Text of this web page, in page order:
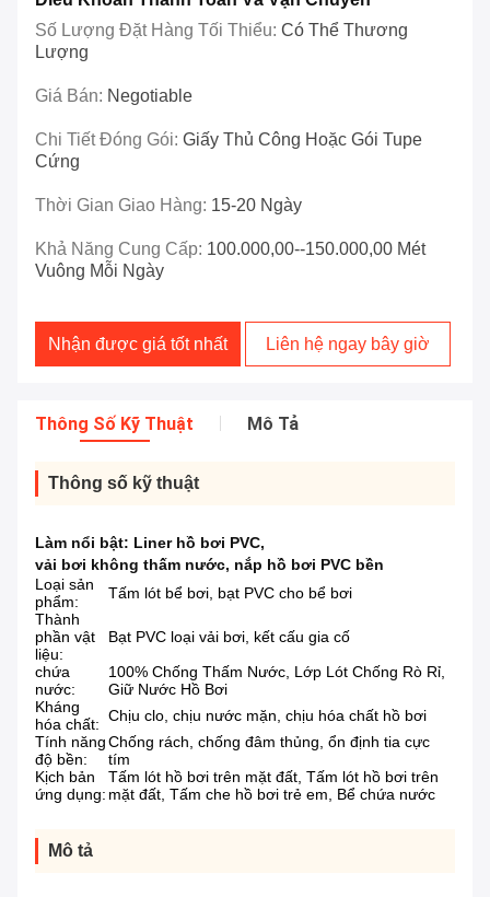
Số Lượng Đặt Hàng Tối Thiểu: Có Thể Thương
Lượng
Giá Bán: Negotiable
Chi Tiết Đóng Gói: Giấy Thủ Công Hoặc Gói Tupe
Cứng
Thời Gian Giao Hàng: 15-20 Ngày
Khả Năng Cung Cấp: 100.000,00--150.000,00 Mét
Vuông Mỗi Ngày
Nhận được giá tốt nhất Liên hệ ngay bây giờ
Thông Số Kỹ Thuật Mô Tả
Thông số kỹ thuật
Làm nổi bật: Liner hồ bơi PVC,
vải bơi không thấm nước, nắp hồ bơi PVC bền
Loại sản
phẩm:
Tấm lót bể bơi, bạt PVC cho bể bơi
Thành
phần vật
liệu:
Bạt PVC loại vải bơi, kết cấu gia cố
chứa
nước:
100% Chống Thấm Nước, Lớp Lót Chống Rò Rỉ,
Giữ Nước Hồ Bơi
Kháng
hóa chất: Chịu clo, chịu nước mặn, chịu hóa chất hồ bơi
Tính năng
độ bền:
Chống rách, chống đâm thủng, ổn định tia cực
tím
Kịch bản
ứng dụng:
Tấm lót hồ bơi trên mặt đất, Tấm lót hồ bơi trên
mặt đất, Tấm che hồ bơi trẻ em, Bể chứa nước
Mô tả